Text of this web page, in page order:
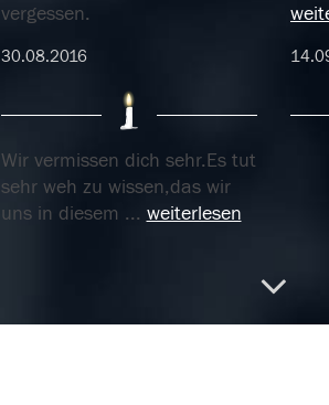
vergessen.
30.08.2016
Wir vermissen dich sehr.Es tut
sehr weh zu wissen,das wir
uns in diesem ... weiterlesen